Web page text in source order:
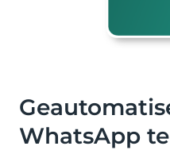
WhatsApp